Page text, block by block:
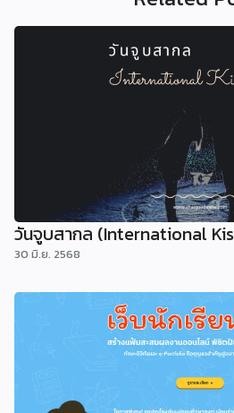
วันจูบสากล (International
30 มิ.ย. 2568